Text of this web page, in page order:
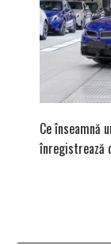
Ce înseamnă
înregistrează